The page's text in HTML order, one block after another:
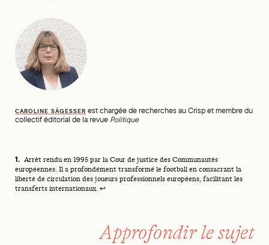
CAROLINE SÄGESSER est chargée de recherches au Crisp et membre du
collectif éditorial de la revue Politique
Approfondir le sujet
Footnotes
Arrêt rendu en 1995 par la Cour de justice des Communautés
européennes. Il a profondément transformé le football en consacrant la
liberté de circulation des joueurs professionnels européens, facilitant les
transferts internationaux. ↩